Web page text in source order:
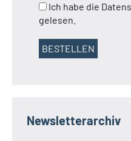
Ich habe die
gelesen.
Newsletterarchiv